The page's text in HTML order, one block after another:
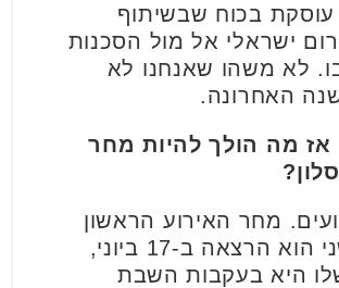
עוסקת בכוח שבשיתוף
ישראלי אל מול הסכנות
לא משהו שאנחנו לא
האחרונה.
אז מה הולך להיות מחר
מחר האירוע הראשון
בסדרה. השני הוא הרצאה ב-17 ביוני,
היא בעקבות השבת